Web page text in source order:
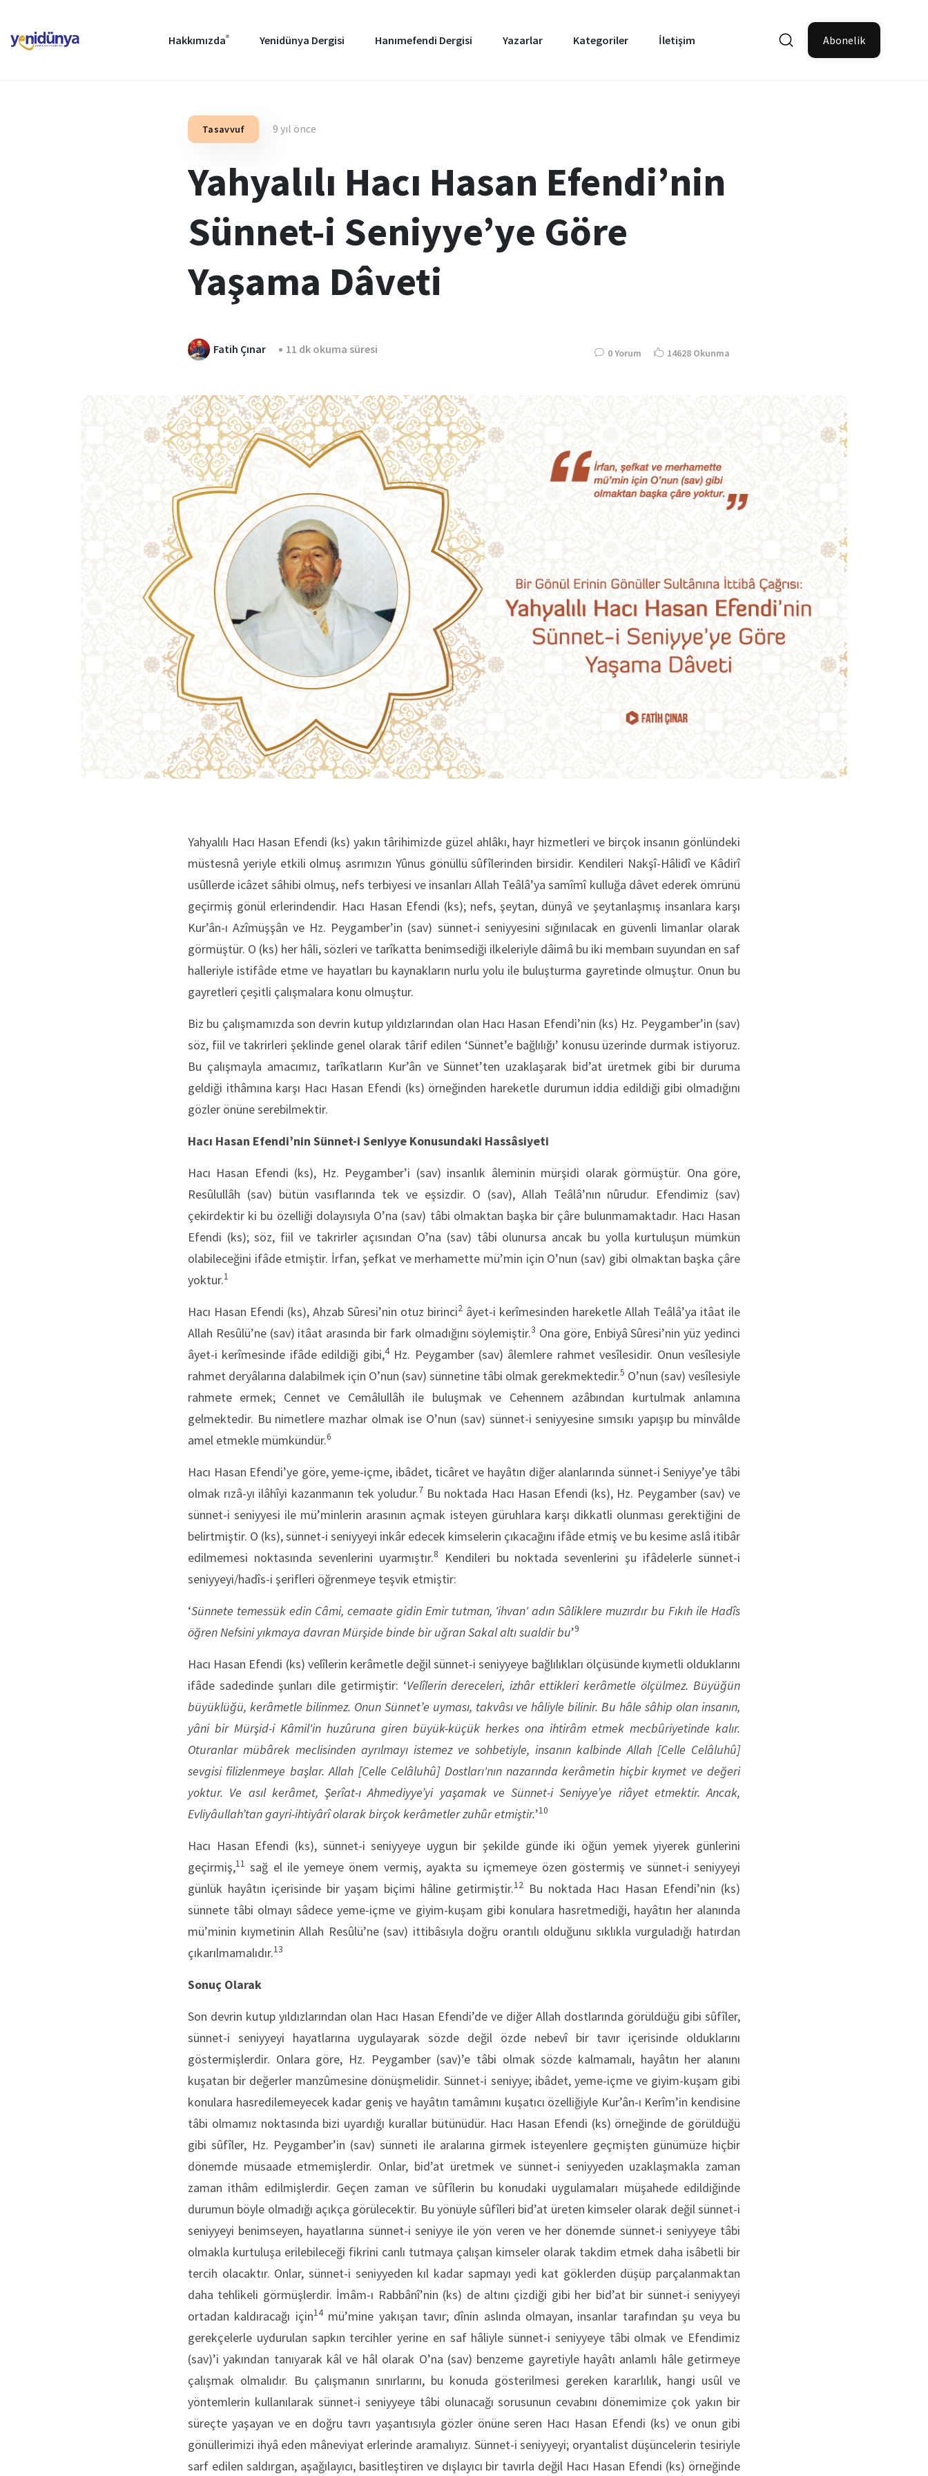
Hakkımızda Yenidünya Dergisi Hanımefendi Dergisi Yazarlar Kategoriler İletişim Abonelik
Tasavvuf 9 yıl önce
Yahyalılı Hacı Hasan Efendi’nin
Sünnet-i Seniyye’ye Göre
Yaşama Dâveti
Fatih Çınar 11 dk okuma süresi 0 Yorum 14628 Okunma
Yahyalılı Hacı Hasan Efendi (ks) yakın târihimizde güzel ahlâkı, hayr hizmetleri ve birçok insanın gönlündeki
müstesnâ yeriyle etkili olmuş asrımızın Yûnus gönüllü sûfîlerinden birsidir. Kendileri Nakşî-Hâlidî ve Kâdirî
usûllerde icâzet sâhibi olmuş, nefs terbiyesi ve insanları Allah Teâlâ’ya samîmî kulluğa dâvet ederek ömrünü
geçirmiş gönül erlerindendir. Hacı Hasan Efendi (ks); nefs, şeytan, dünyâ ve şeytanlaşmış insanlara karşı
Kur’ân-ı Azîmüşşân ve Hz. Peygamber’in (sav) sünnet-i seniyyesini sığınılacak en güvenli limanlar olarak
görmüştür. O (ks) her hâli, sözleri ve tarîkatta benimsediği ilkeleriyle dâimâ bu iki membaın suyundan en saf
halleriyle istifâde etme ve hayatları bu kaynakların nurlu yolu ile buluşturma gayretinde olmuştur. Onun bu
gayretleri çeşitli çalışmalara konu olmuştur.
Biz bu çalışmamızda son devrin kutup yıldızlarından olan Hacı Hasan Efendi’nin (ks) Hz. Peygamber’in (sav)
söz, fiil ve takrirleri şeklinde genel olarak târif edilen ‘Sünnet’e bağlılığı’ konusu üzerinde durmak istiyoruz.
Bu çalışmayla amacımız, tarîkatların Kur’ân ve Sünnet’ten uzaklaşarak bid’at üretmek gibi bir duruma
geldiği ithâmına karşı Hacı Hasan Efendi (ks) örneğinden hareketle durumun iddia edildiği gibi olmadığını
gözler önüne serebilmektir.
Hacı Hasan Efendi’nin Sünnet-i Seniyye Konusundaki Hassâsiyeti
Hacı Hasan Efendi (ks), Hz. Peygamber’i (sav) insanlık âleminin mürşidi olarak görmüştür. Ona göre,
Resûlullâh (sav) bütün vasıflarında tek ve eşsizdir. O (sav), Allah Teâlâ’nın nûrudur. Efendimiz (sav)
çekirdektir ki bu özelliği dolayısıyla O’na (sav) tâbi olmaktan başka bir çâre bulunmamaktadır. Hacı Hasan
Efendi (ks); söz, fiil ve takrirler açısından O’na (sav) tâbi olunursa ancak bu yolla kurtuluşun mümkün
olabileceğini ifâde etmiştir. İrfan, şefkat ve merhamette mü’min için O’nun (sav) gibi olmaktan başka çâre
yoktur.1
Hacı Hasan Efendi (ks), Ahzab Sûresi’nin otuz birinci2 âyet-i kerîmesinden hareketle Allah Teâlâ’ya itâat ile
Allah Resûlü’ne (sav) itâat arasında bir fark olmadığını söylemiştir.3 Ona göre, Enbiyâ Sûresi’nin yüz yedinci
âyet-i kerîmesinde ifâde edildiği gibi,4Hz. Peygamber (sav) âlemlere rahmet vesîlesidir. Onun vesîlesiyle
rahmet deryâlarına dalabilmek için O’nun (sav) sünnetine tâbi olmak gerekmektedir.5 O’nun (sav) vesîlesiyle
rahmete ermek; Cennet ve Cemâlullâh ile buluşmak ve Cehennem azâbından kurtulmak anlamına
gelmektedir. Bu nimetlere mazhar olmak ise O’nun (sav) sünnet-i seniyyesine sımsıkı yapışıp bu minvâlde
amel etmekle mümkündür.6
Hacı Hasan Efendi’ye göre, yeme-içme, ibâdet, ticâret ve hayâtın diğer alanlarında sünnet-i Seniyye’ye tâbi
olmak rızâ-yı ilâhîyi kazanmanın tek yoludur.7 Bu noktada Hacı Hasan Efendi (ks), Hz. Peygamber (sav) ve
sünnet-i seniyyesi ile mü’minlerin arasının açmak isteyen güruhlara karşı dikkatli olunması gerektiğini de
belirtmiştir. O (ks), sünnet-i seniyyeyi inkâr edecek kimselerin çıkacağını ifâde etmiş ve bu kesime aslâ itibâr
edilmemesi noktasında sevenlerini uyarmıştır.8
Kendileri bu noktada sevenlerini şu ifâdelerle sünnet-i
seniyyeyi/hadîs-i şerifleri öğrenmeye teşvik etmiştir:
‘Sünnete temessük edin Câmi, cemaate gidin Emir tutman, 'ihvan' adınSâliklere muzırdır buFıkıh ile Hadîs
öğrenNefsini yıkmaya davranMürşide binde bir uğranSakal altı sualdir bu’9
Hacı Hasan Efendi (ks) velîlerin kerâmetle değil sünnet-i seniyyeye bağlılıkları ölçüsünde kıymetli olduklarını
ifâde sadedinde şunları dile getirmiştir: ‘Velîlerin dereceleri, izhâr ettikleri kerâmetle ölçülmez. Büyüğün
büyüklüğü, kerâmetle bilinmez. Onun Sünnet’e uyması, takvâsı ve hâliyle bilinir. Bu hâle sâhip olan insanın,
yâni bir Mürşid-i Kâmil'in huzûruna giren büyük-küçük herkes ona ihtirâm etmek mecbûriyetinde kalır.
Oturanlar mübârek meclisinden ayrılmayı istemez ve sohbetiyle, insanın kalbinde Allah [Celle Celâluhû]
sevgisi filizlenmeye başlar. Allah [Celle Celâluhû] Dostları'nın nazarında kerâmetin hiçbir kıymet ve değeri
yoktur. Ve asıl kerâmet, Şerîat-ı Ahmediyye’yi yaşamak ve Sünnet-i Seniyye’ye riâyet etmektir. Ancak,
Evliyâullah’tan gayri-ihtiyârî olarak birçok kerâmetler zuhûr etmiştir.’10
Hacı Hasan Efendi (ks), sünnet-i seniyyeye uygun bir şekilde günde iki öğün yemek yiyerek günlerini
geçirmiş,11 sağ el ile yemeye önem vermiş, ayakta su içmemeye özen göstermiş ve sünnet-i seniyyeyi
günlük hayâtın içerisinde bir yaşam biçimi hâline getirmiştir.12Bu noktada Hacı Hasan Efendi’nin (ks)
sünnete tâbi olmayı sâdece yeme-içme ve giyim-kuşam gibi konulara hasretmediği, hayâtın her alanında
mü’minin kıymetinin Allah Resûlü’ne (sav) ittibâsıyla doğru orantılı olduğunu sıklıkla vurguladığı hatırdan
çıkarılmamalıdır.13
Sonuç Olarak
Son devrin kutup yıldızlarından olan Hacı Hasan Efendi’de ve diğer Allah dostlarında görüldüğü gibi sûfîler,
sünnet-i seniyyeyi hayatlarına uygulayarak sözde değil özde nebevî bir tavır içerisinde olduklarını
göstermişlerdir. Onlara göre, Hz. Peygamber (sav)’e tâbi olmak sözde kalmamalı, hayâtın her alanını
kuşatan bir değerler manzûmesine dönüşmelidir. Sünnet-i seniyye; ibâdet, yeme-içme ve giyim-kuşam gibi
konulara hasredilemeyecek kadar geniş ve hayâtın tamâmını kuşatıcı özelliğiyle Kur’ân-ı Kerîm’in kendisine
tâbi olmamız noktasında bizi uyardığı kurallar bütünüdür. Hacı Hasan Efendi (ks) örneğinde de görüldüğü
gibi sûfîler, Hz. Peygamber’in (sav) sünneti ile aralarına girmek isteyenlere geçmişten günümüze hiçbir
dönemde müsaade etmemişlerdir. Onlar, bid’at üretmek ve sünnet-i seniyyeden uzaklaşmakla zaman
zaman ithâm edilmişlerdir. Geçen zaman ve sûfîlerin bu konudaki uygulamaları müşahede edildiğinde
durumun böyle olmadığı açıkça görülecektir. Bu yönüyle sûfîleri bid’at üreten kimseler olarak değil sünnet-i
seniyyeyi benimseyen, hayatlarına sünnet-i seniyye ile yön veren ve her dönemde sünnet-i seniyyeye tâbi
olmakla kurtuluşa erilebileceği fikrini canlı tutmaya çalışan kimseler olarak takdim etmek daha isâbetli bir
tercih olacaktır. Onlar, sünnet-i seniyyeden kıl kadar sapmayı yedi kat göklerden düşüp parçalanmaktan
daha tehlikeli görmüşlerdir. İmâm-ı Rabbânî’nin (ks) de altını çizdiği gibi her bid’at bir sünnet-i seniyyeyi
ortadan kaldıracağı için14mü’mine yakışan tavır; dînin aslında olmayan, insanlar tarafından şu veya bu
gerekçelerle uydurulan sapkın tercihler yerine en saf hâliyle sünnet-i seniyyeye tâbi olmak ve Efendimiz
(sav)’i yakından tanıyarak kâl ve hâl olarak O’na (sav) benzeme gayretiyle hayâtı anlamlı hâle getirmeye
çalışmak olmalıdır. Bu çalışmanın sınırlarını, bu konuda gösterilmesi gereken kararlılık, hangi usûl ve
yöntemlerin kullanılarak sünnet-i seniyyeye tâbi olunacağı sorusunun cevabını dönemimize çok yakın bir
süreçte yaşayan ve en doğru tavrı yaşantısıyla gözler önüne seren Hacı Hasan Efendi (ks) ve onun gibi
gönüllerimizi ihyâ eden mâneviyat erlerinde aramalıyız. Sünnet-i seniyyeyi; oryantalist düşüncelerin tesiriyle
sarf edilen saldırgan, aşağılayıcı, basitleştiren ve dışlayıcı bir tavırla değil Hacı Hasan Efendi (ks) örneğinde